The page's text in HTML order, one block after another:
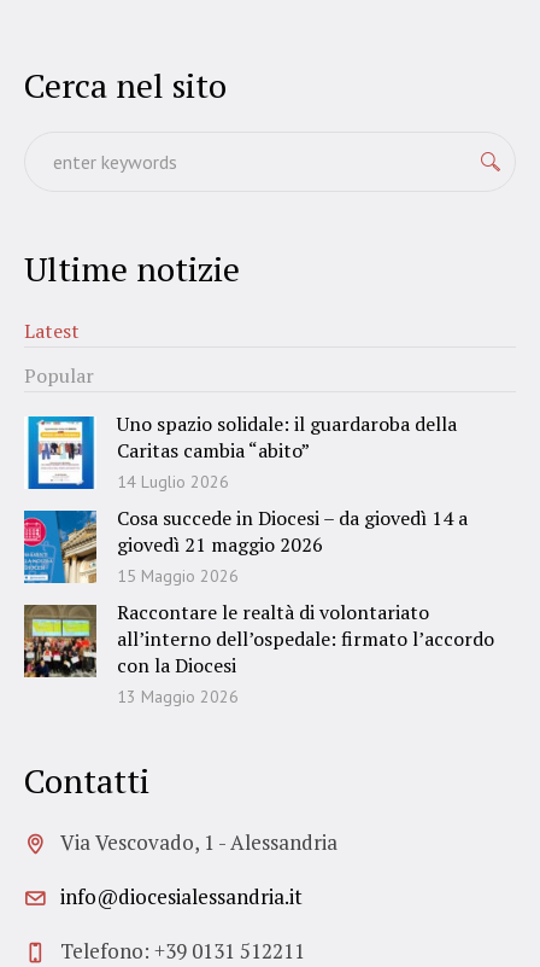
Cerca nel sito
Ultime notizie
Latest
Popular
Uno spazio solidale: il guardaroba della
Caritas cambia “abito”
14 Luglio 2026
Cosa succede in Diocesi – da giovedì 14 a
giovedì 21 maggio 2026
15 Maggio 2026
Raccontare le realtà di volontariato
all’interno dell’ospedale: firmato l’accordo
con la Diocesi
13 Maggio 2026
Contatti
Via Vescovado, 1 - Alessandria
info@diocesialessandria.it
Telefono: +39 0131 512211